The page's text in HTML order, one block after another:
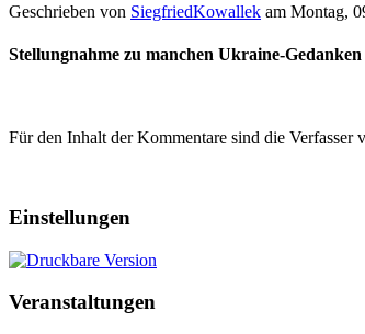
Geschrieben von SiegfriedKowallek am Montag,
Stellungnahme zu manchen Ukraine-Gedanken
Für den Inhalt der Kommentare sind die Verfasser
Einstellungen
Veranstaltungen